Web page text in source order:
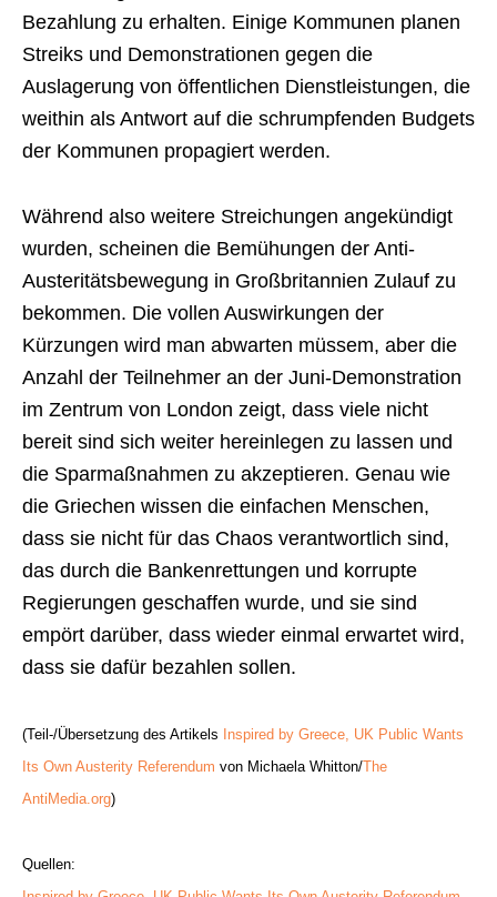
Bezahlung zu erhalten. Einige Kommunen planen
Streiks und Demonstrationen gegen die
Auslagerung von öffentlichen Dienstleistungen, die
weithin als Antwort auf die schrumpfenden Budgets
der Kommunen propagiert werden.
Während also weitere Streichungen angekündigt
wurden, scheinen die Bemühungen der Anti-
Austeritätsbewegung in Großbritannien Zulauf zu
bekommen. Die vollen Auswirkungen der
Kürzungen wird man abwarten müssem, aber die
Anzahl der Teilnehmer an der Juni-Demonstration
im Zentrum von London zeigt, dass viele nicht
bereit sind sich weiter hereinlegen zu lassen und
die Sparmaßnahmen zu akzeptieren. Genau wie
die Griechen wissen die einfachen Menschen,
dass sie nicht für das Chaos verantwortlich sind,
das durch die Bankenrettungen und korrupte
Regierungen geschaffen wurde, und sie sind
empört darüber, dass wieder einmal erwartet wird,
dass sie dafür bezahlen sollen.
(Teil-/Übersetzung des Artikels
Inspired by Greece, UK Public Wants
Its Own Austerity Referendum von Michaela Whitton/The
AntiMedia.org)
Quellen: